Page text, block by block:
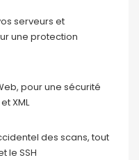
serveurs et
une protection
pour une sécurité
XML
des scans, tout
le SSH